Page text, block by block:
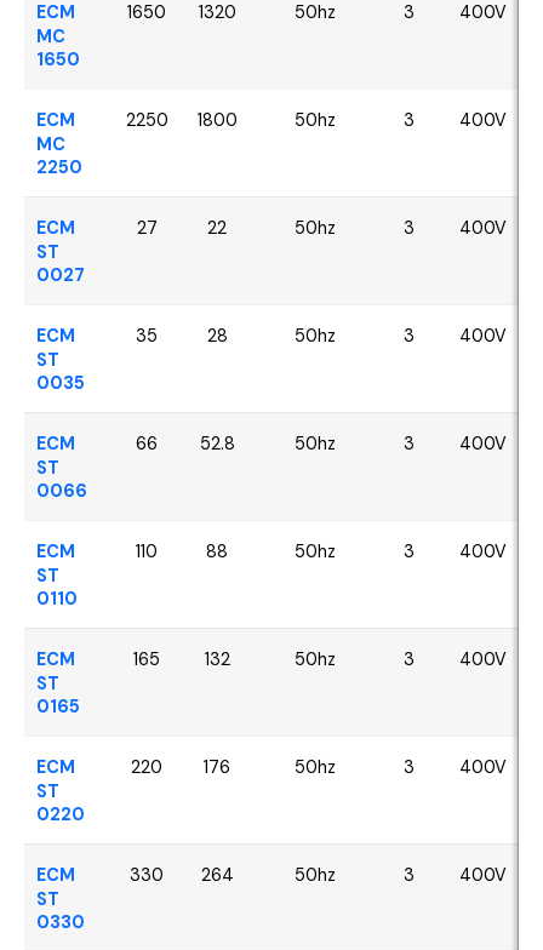
ECM
MC
1650
1650 1320 50hz 3 400V
ECM
MC
2250
2250 1800 50hz 3 400V
ECM
ST
0027
27 22 50hz 3 400V
ECM
ST
0035
35 28 50hz 3 400V
ECM
ST
0066
66 52.8 50hz 3 400V
ECM
ST
0110
110 88 50hz 3 400V
ECM
ST
0165
165 132 50hz 3 400V
ECM
ST
0220
220 176 50hz 3 400V
ECM
ST
0330
330 264 50hz 3 400V